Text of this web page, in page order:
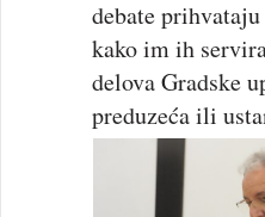
debate
kako im ih
delova Gradske
preduzeća ili